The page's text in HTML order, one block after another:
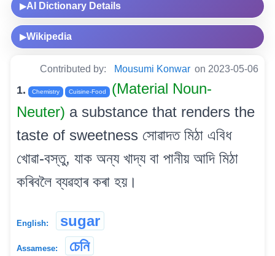
▶AI Dictionary Details
▶Wikipedia
Contributed by: Mousumi Konwar on 2023-05-06
1. Chemistry Cuisine-Food
(Material Noun-
Neuter) a substance that renders the
taste of sweetness সোৱাদত মিঠা এবিধ
খোৱা-বস্তু, যাক অন্য খাদ্য বা পানীয় আদি মিঠা
কৰিবলৈ ব্যৱহাৰ কৰা হয়।
English: sugar
Assamese: চেনি